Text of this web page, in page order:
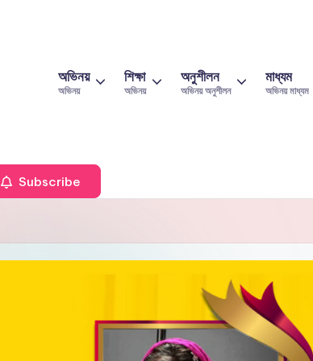
অভিনয়
অভিনয়
শিক্ষা
অভিনয়
অনুশীলন
অভিনয় অনুশীলন
মাধ্যম
অভিনয় মাধ্যম
Subscribe